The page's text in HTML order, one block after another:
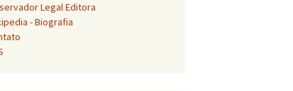
Legal Editora
- Biografia